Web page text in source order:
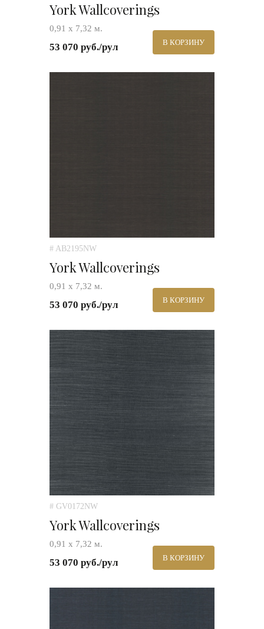
York Wallcoverings
0,91 х 7,32 м.
53 070 руб./рул В КОРЗИНУ
# AB2195NW
York Wallcoverings
0,91 х 7,32 м.
53 070 руб./рул В КОРЗИНУ
# GV0172NW
York Wallcoverings
0,91 х 7,32 м.
53 070 руб./рул В КОРЗИНУ